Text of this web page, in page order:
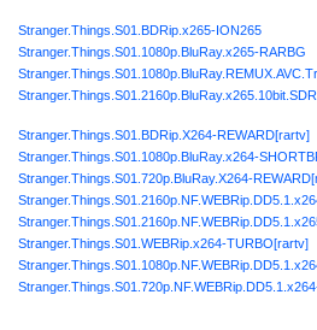
Stranger.Things.S01.BDRip.x265-ION265
Stranger.Things.S01.1080p.BluRay.x265-RARBG
Stranger.Things.S01.BDRip.X264-REWARD[rartv]
Stranger.Things.S01.1080p.BluRay.x264-
Stranger.Things.S01.720p.BluRay.X264-
Stranger.Things.S01.WEBRip.x264-TURBO[rartv]